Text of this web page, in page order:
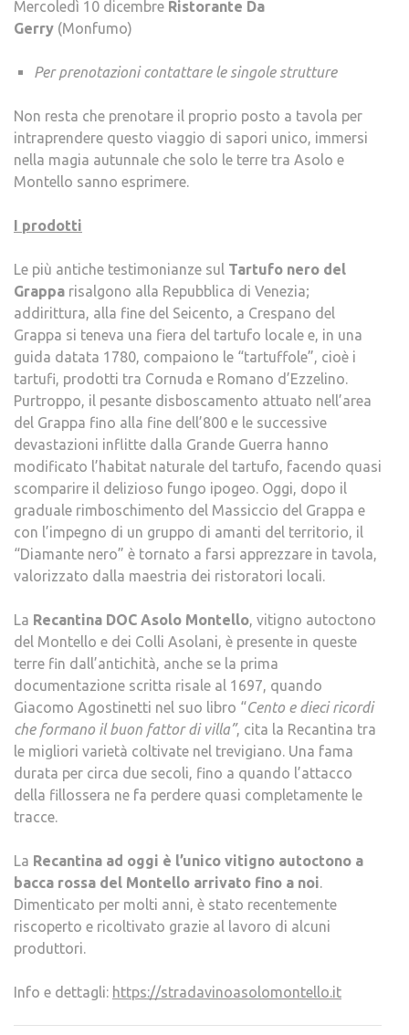
Mercoledì 10 dicembre Ristorante Da
Gerry (Monfumo)
Per prenotazioni contattare le singole strutture
Non resta che prenotare il proprio posto a tavola per
intraprendere questo viaggio di sapori unico, immersi
nella magia autunnale che solo le terre tra Asolo e
Montello sanno esprimere.
I prodotti
Le più antiche testimonianze sul Tartufo nero del
Grappa risalgono alla Repubblica di Venezia;
addirittura, alla fine del Seicento, a Crespano del
Grappa si teneva una fiera del tartufo locale e, in una
guida datata 1780, compaiono le “tartuffole”, cioè i
tartufi, prodotti tra Cornuda e Romano d’Ezzelino.
Purtroppo, il pesante disboscamento attuato nell’area
del Grappa fino alla fine dell’800 e le successive
devastazioni inflitte dalla Grande Guerra hanno
modificato l’habitat naturale del tartufo, facendo quasi
scomparire il delizioso fungo ipogeo. Oggi, dopo il
graduale rimboschimento del Massiccio del Grappa e
con l’impegno di un gruppo di amanti del territorio, il
“Diamante nero” è tornato a farsi apprezzare in tavola,
valorizzato dalla maestria dei ristoratori locali.
La Recantina DOC Asolo Montello, vitigno autoctono
del Montello e dei Colli Asolani, è presente in queste
terre fin dall’antichità, anche se la prima
documentazione scritta risale al 1697, quando
Giacomo Agostinetti nel suo libro “Cento e dieci ricordi
che formano il buon fattor di villa”, cita la Recantina tra
le migliori varietà coltivate nel trevigiano. Una fama
durata per circa due secoli, fino a quando l’attacco
della fillossera ne fa perdere quasi completamente le
tracce.
La Recantina ad oggi è l’unico vitigno autoctono a
bacca rossa del Montello arrivato fino a noi.
Dimenticato per molti anni, è stato recentemente
riscoperto e ricoltivato grazie al lavoro di alcuni
produttori.
Info e dettagli: https://stradavinoasolomontello.it